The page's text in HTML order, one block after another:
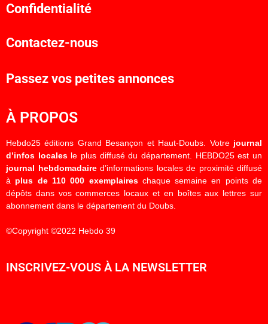
Confidentialité
Contactez-nous
Passez vos petites annonces
À PROPOS
Hebdo25 éditions Grand Besançon et Haut-Doubs. Votre journal
d’infos localesle plus diffusé du département. HEBDO25 est un
journal hebdomadaired’informations locales de proximité diffusé
à plus de 110 000 exemplaireschaque semaine en points de
dépôts dans vos commerces locaux et en boîtes aux lettres sur
abonnement dans le département du Doubs.
©Copyright ©2022 Hebdo 39
INSCRIVEZ-VOUS À LA NEWSLETTER